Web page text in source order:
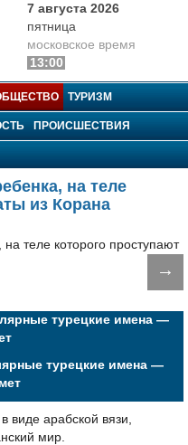
7 августа 2026
пятница
московское время
13:00
ТУРИЗМ
ПРОИСШЕСТВИЯ
на теле
из Корана
→
турецкие имена —
виде арабской вязи,
мир.